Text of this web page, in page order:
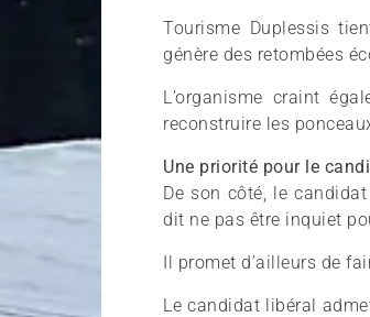
Tourisme Duplessis
génère des retombées
L’organisme craint
reconstruire les
Une priorité pour le
De son côté, le
dit ne pas être inquiet
Il promet d’ailleurs de
Le candidat libéral